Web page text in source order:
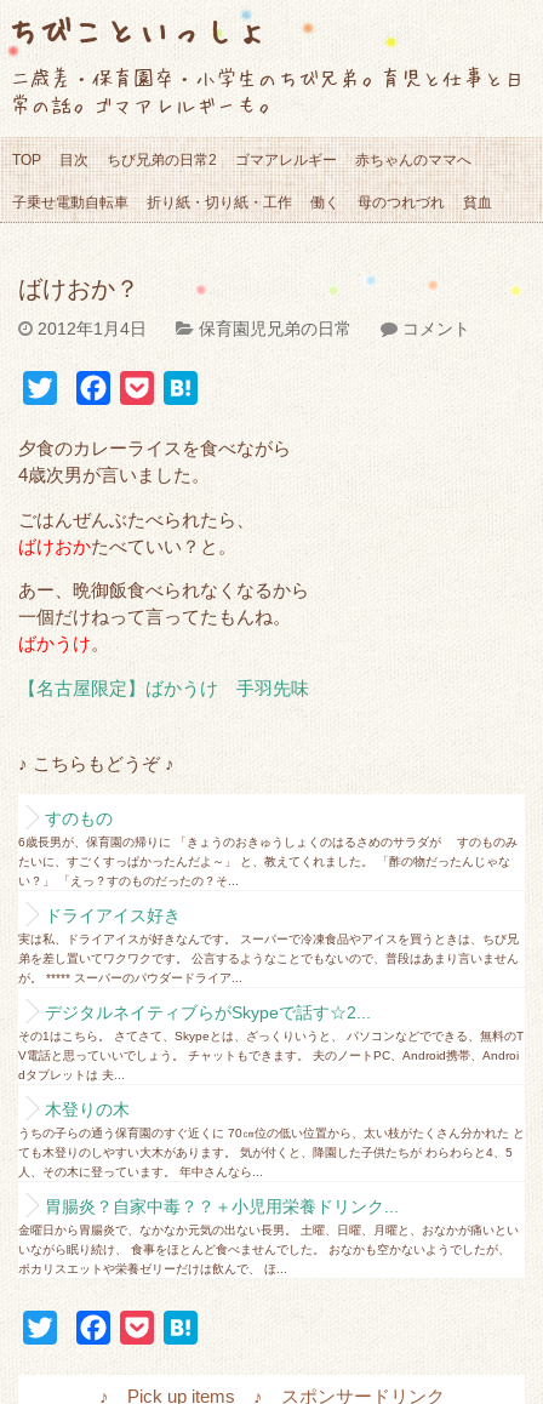
ちびこといっしょ
二歳差・保育園卒・小学生のちび兄弟。育児と仕事と日
常の話。ゴマアレルギーも。
TOP 目次 ちび兄弟の日常2 ゴマアレルギー 赤ちゃんのママへ
子乗せ電動自転車 折り紙・切り紙・工作 働く 母のつれづれ 貧血
ばけおか？
2012年1月4日 保育園児兄弟の日常 コメント
i
t
t
e
r
c
e
b
o
o
k
c
k
e
t
n
a
夕食のカレーライスを食べながら
4歳次男が言いました。
ごはんぜんぶたべられたら、
ばけおかたべていい？と。
あー、晩御飯食べられなくなるから
一個だけねって言ってたもんね。
ばかうけ。
【名古屋限定】ばかうけ 手羽先味
♪ こちらもどうぞ ♪
すのもの
6歳長男が、保育園の帰りに 「きょうのおきゅうしょくのはるさめのサラダが すのものみ
たいに、すごくすっぱかったんだよ～」 と、教えてくれました。 「酢の物だったんじゃな
い？」 「えっ？すのものだったの？そ...
ドライアイス好き
実は私、ドライアイスが好きなんです。 スーパーで冷凍食品やアイスを買うときは、ちび兄
弟を差し置いてワクワクです。 公言するようなことでもないので、普段はあまり言いません
が。 ***** スーパーのパウダードライア...
デジタルネイティブらがSkypeで話す☆2...
その1はこちら。 さてさて、Skypeとは、ざっくりいうと、 パソコンなどでできる、無料のT
V電話と思っていいでしょう。 チャットもできます。 夫のノートPC、Android携帯、Androi
dタブレットは 夫...
木登りの木
うちの子らの通う保育園のすぐ近くに 70㎝位の低い位置から、太い枝がたくさん分かれた と
ても木登りのしやすい大木があります。 気が付くと、降園した子供たちが わらわらと4、5
人、その木に登っています。 年中さんなら...
胃腸炎？自家中毒？？＋小児用栄養ドリンク...
金曜日から胃腸炎で、なかなか元気の出ない長男。 土曜、日曜、月曜と、おなかが痛いとい
いながら眠り続け、 食事をほとんど食べませんでした。 おなかも空かないようでしたが、
ポカリスエットや栄養ゼリーだけは飲んで、 ほ...
c
t
♪ Pick up items ♪ スポンサードリンク